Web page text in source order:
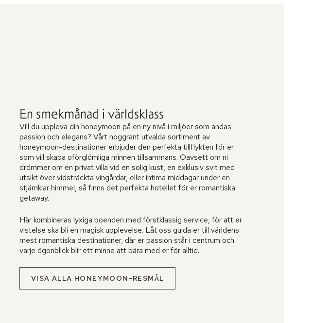
En smekmånad i världsklass
Vill du uppleva din honeymoon på en ny nivå i miljöer som andas
passion och elegans? Vårt noggrant utvalda sortiment av
honeymoon-destinationer erbjuder den perfekta tillflykten för er
som vill skapa oförglömliga minnen tillsammans. Oavsett om ni
drömmer om en privat villa vid en solig kust, en exklusiv svit med
utsikt över vidsträckta vingårdar, eller intima middagar under en
stjärnklar himmel, så finns det perfekta hotellet för er romantiska
getaway.
Här kombineras lyxiga boenden med förstklassig service, för att er
vistelse ska bli en magisk upplevelse. Låt oss guida er till världens
mest romantiska destinationer, där er passion står i centrum och
varje ögonblick blir ett minne att bära med er för alltid.
VISA ALLA HONEYMOON-RESMÅL